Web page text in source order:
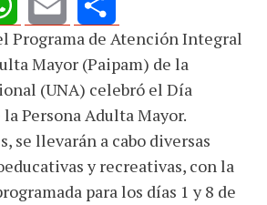
Email Share
Programa de Atención Integral
Mayor (Paipam) de la
(UNA) celebró el Día
Persona Adulta Mayor.
se llevarán a cabo diversas
y recreativas, con la
para los días 1 y 8 de